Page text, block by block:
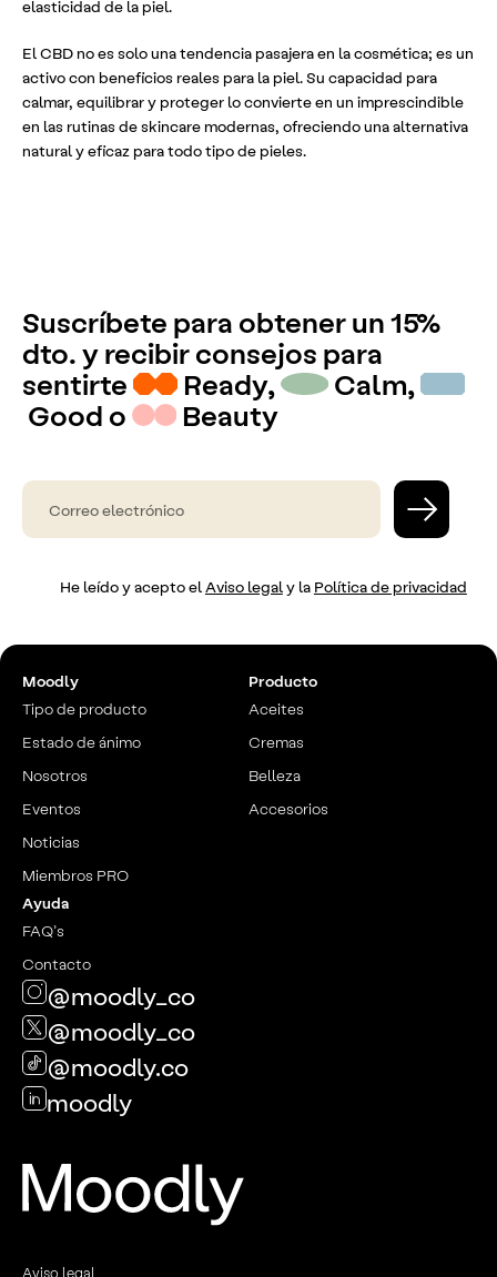
elasticidad de la piel.
El CBD no es solo una tendencia pasajera en la cosmética; es un
activo con beneficios reales para la piel. Su capacidad para
calmar, equilibrar y proteger lo convierte en un imprescindible
en las rutinas de skincare modernas, ofreciendo una alternativa
natural y eficaz para todo tipo de pieles.
Suscríbete para obtener un 15%
dto. y recibir consejos para
sentirte Ready, Calm,
Good o Beauty
He leído y acepto el Aviso legaly la Política de privacidad
Moodly
Tipo de producto
Estado de ánimo
Nosotros
Eventos
Noticias
Miembros PRO
Producto
Aceites
Cremas
Belleza
Accesorios
Ayuda
FAQ’s
Contacto
@moodly_co
@moodly_co
@moodly.co
moodly
Aviso legal